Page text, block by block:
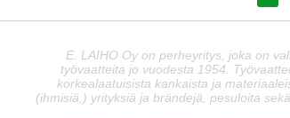
E. LAIHO Oy on perheyritys, joka on
työvaatteita jo vuodesta 1954.
korkealaatuisista kankaista ja
(ihmisiä,) yrityksiä ja brändejä, pesuloita